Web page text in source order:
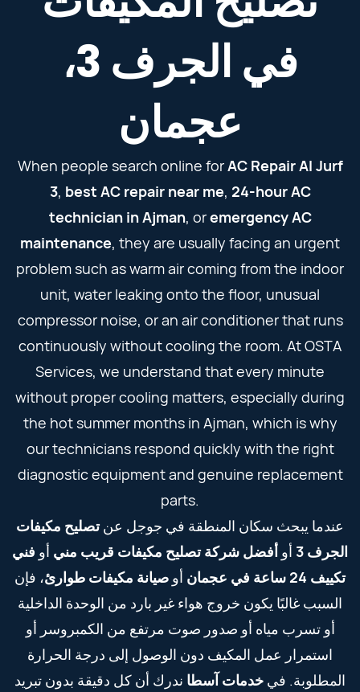
في الجرف 3،
عجمان
When people search online forAC Repair Al Jurf
3, best AC repair near me, 24-hour AC
technician in Ajman, oremergency AC
maintenance, they are usually facing an urgent
problem such as warm air coming from the indoor
unit, water leaking onto the floor, unusual
compressor noise, or an air conditioner that runs
continuously without cooling the room. At OSTA
Services, we understand that every minute
without proper cooling matters, especially during
the hot summer months in Ajman, which is why
our technicians respond quickly with the right
diagnostic equipment and genuine replacement
parts.
عندما يبحث سكان المنطقة في جوجل عنتصليح مكيفات
الجرف 3
أو أفضل شركة تصليح مكيفات قريب مني أو فني
تكييف 24 ساعة في عجمان
أو صيانة مكيفات طوارئ، فإن
السبب غالبًا يكون خروج هواء غير بارد من الوحدة الداخلية
أو تسرب مياه أو صدور صوت مرتفع من الكمبروسر أو
استمرار عمل المكيف دون الوصول إلى درجة الحرارة
المطلوبة. في خدمات آسطا ندرك أن كل دقيقة بدون تبريد